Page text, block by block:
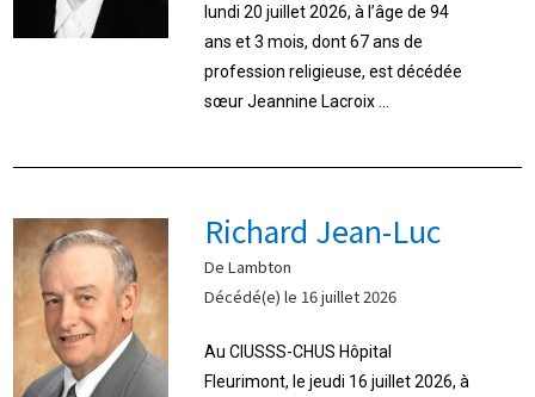
lundi 20 juillet 2026, à l’âge de 94
ans et 3 mois, dont 67 ans de
profession religieuse, est décédée
sœur Jeannine Lacroix ...
Richard Jean-Luc
De Lambton
Décédé(e) le 16 juillet 2026
Au CIUSSS-CHUS Hôpital
Fleurimont, le jeudi 16 juillet 2026, à